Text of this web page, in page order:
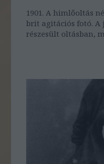
1901. A himlőoltás
brit agitációs fotó.
részesült oltásban,